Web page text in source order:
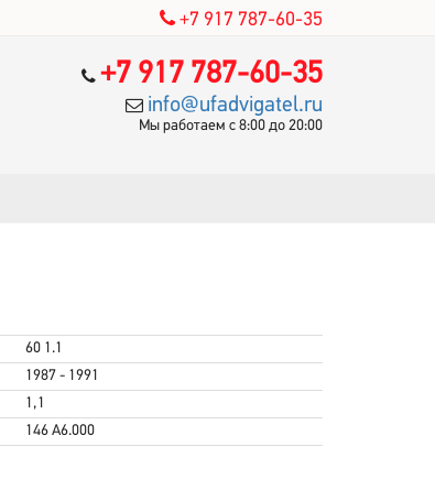
+7 917 787-60-35
+7 917 787-60-35
info@ufadvigatel.ru
Мы работаем с 8:00 до 20:00
60 1.1
1987 - 1991
1,1
146 A6.000